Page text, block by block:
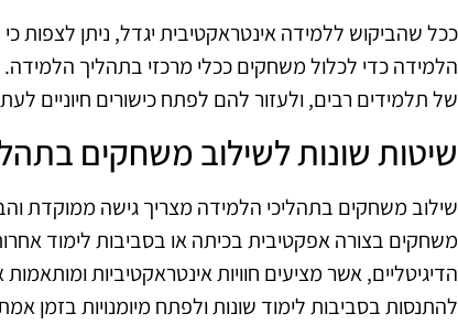
ככל שהביקוש ללמידה אינטראקטיבית יגדל, ניתן לצפות
הלמידה כדי לכלול משחקים ככלי מרכזי בתהליך
של תלמידים רבים, ולעזור להם לפתח כישורים חיוניים
שיטות שונות לשילוב משחקים
שילוב משחקים בתהליכי הלמידה מצריך גישה ממוקדת
משחקים בצורה אפקטיבית בכיתה או בסביבות לימוד
הדיגיטליים, אשר מציעים חוויות אינטראקטיביות
להתנסות בסביבות לימוד שונות ולפתח מיומנויות בזמן